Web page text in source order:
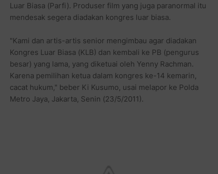
Luar Biasa (Parfi). Produser film yang juga paranormal itu
mendesak segera diadakan kongres luar biasa.
"Kami dan artis-artis senior mengimbau agar diadakan
Kongres Luar Biasa (KLB) dan kembali ke PB (pengurus
besar) yang lama, yang diketuai oleh Yenny Rachman.
Karena pemilihan ketua dalam kongres ke-14 kemarin,
cacat hukum," beber Ki Kusumo, usai melapor ke Polda
Metro Jaya, Jakarta, Senin (23/5/2011).